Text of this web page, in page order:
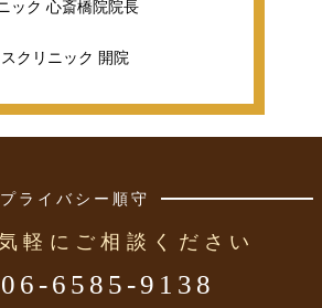
ック 心斎橋院院長
クリニック 開院
プライバシー順守
軽にご相談ください
06-6585-9138